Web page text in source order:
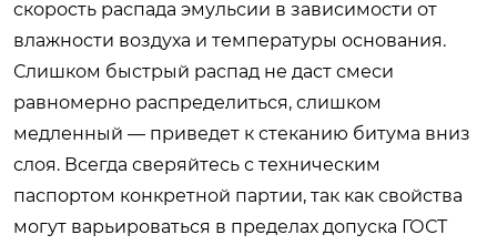
скорость распада эмульсии в зависимости от
влажности воздуха и температуры основания.
Слишком быстрый распад не даст смеси
равномерно распределиться, слишком
медленный — приведет к стеканию битума вниз
слоя. Всегда сверяйтесь с техническим
паспортом конкретной партии, так как свойства
могут варьироваться в пределах допуска ГОСТ